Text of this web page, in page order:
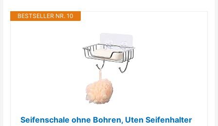
BESTSELLER NR. 10
Seifenschale ohne Bohren, Uten Seifenhalter